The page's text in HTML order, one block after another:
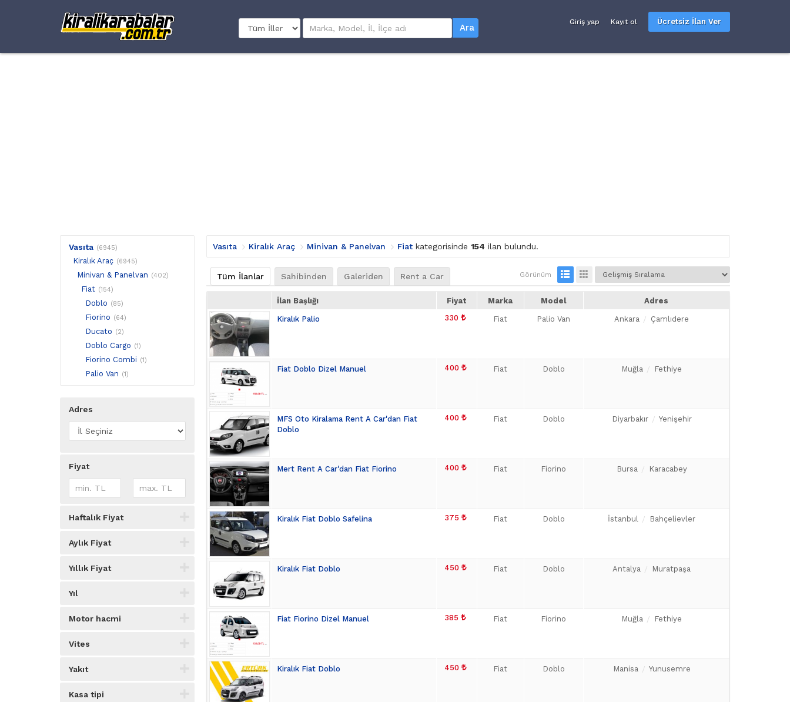
Ara
Giriş yap Kayıt ol Ücretsiz İlan Ver
Vasıta (6945)
Kiralık Araç (6945)
Minivan & Panelvan (402)
Fiat (154)
Doblo (85)
Fiorino (64)
Ducato (2)
Doblo Cargo (1)
Fiorino Combi (1)
Palio Van (1)
Adres
Fiyat
Haftalık Fiyat
Aylık Fiyat
Yıllık Fiyat
Yıl
Motor hacmi
Vites
Yakıt
Kasa tipi
Vasıta Kiralık Araç Minivan & Panelvan Fiat kategorisinde 154 ilan bulundu.
Tüm İlanlar Sahibinden Galeriden Rent a Car Görünüm
İlan Başlığı Fiyat Marka Model Adres
Kiralık Palio 330 Fiat Palio Van Ankara Çamlıdere
Fiat Doblo Dizel Manuel 400 Fiat Doblo Muğla Fethiye
MFS Oto Kiralama Rent A Car'dan Fiat
Doblo
400 Fiat Doblo Diyarbakır Yenişehir
Mert Rent A Car'dan Fiat Fiorino 400 Fiat Fiorino Bursa Karacabey
Kiralık Fiat Doblo Safelina 375 Fiat Doblo İstanbul Bahçelievler
Kiralık Fiat Doblo 450 Fiat Doblo Antalya Muratpaşa
Fiat Fiorino Dizel Manuel 385 Fiat Fiorino Muğla Fethiye
Kiralık Fiat Doblo 450 Fiat Doblo Manisa Yunusemre